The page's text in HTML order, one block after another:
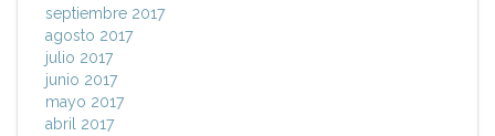
septiembre 2017
agosto 2017
julio 2017
junio 2017
mayo 2017
abril 2017